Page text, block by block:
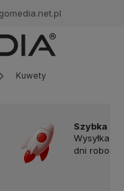
Kuwety
Szybka
Wysyłka w
dni